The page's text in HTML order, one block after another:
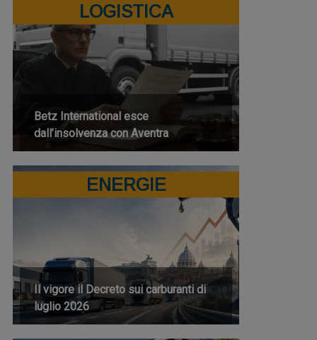
LOGISTICA
Betz International esce
dall’insolvenza con Aventra
ENERGIE
Il vigore il Decreto sui carburanti di
luglio 2026